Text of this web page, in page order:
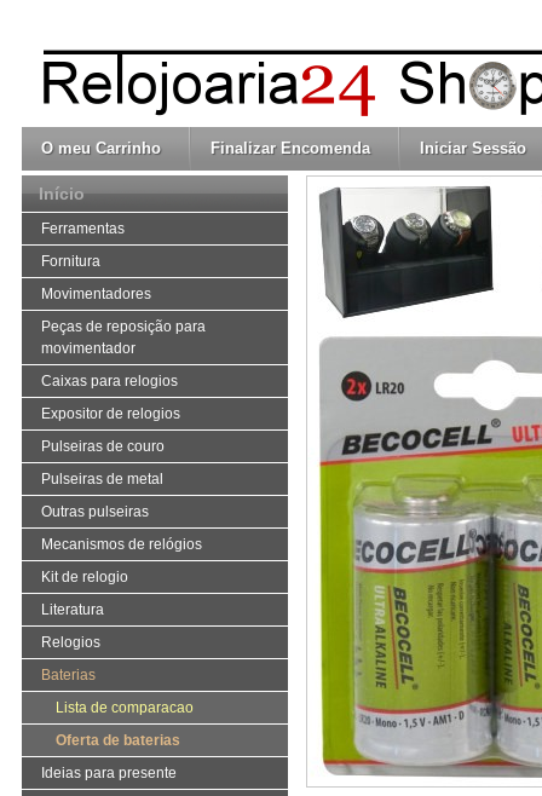
O meu Carrinho Finalizar Encomenda Iniciar Sessão
Início
Ferramentas
Fornitura
Movimentadores
Peças de reposição para
movimentador
Caixas para relogios
Expositor de relogios
Pulseiras de couro
Pulseiras de metal
Outras pulseiras
Mecanismos de relógios
Kit de relogio
Literatura
Relogios
Baterias
Lista de comparacao
Oferta de baterias
Ideias para presente